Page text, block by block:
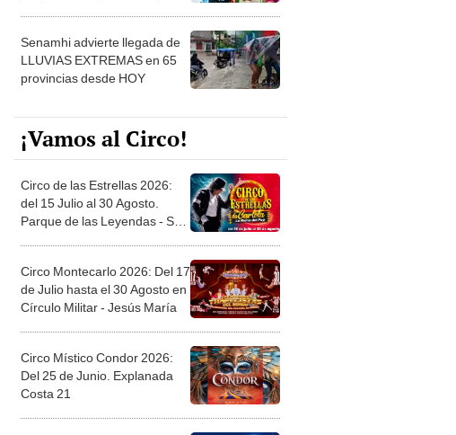
Senamhi advierte llegada de
LLUVIAS EXTREMAS en 65
provincias desde HOY
¡Vamos al Circo!
Circo de las Estrellas 2026:
del 15 Julio al 30 Agosto.
Parque de las Leyendas - San
Circo Montecarlo 2026: Del 17
de Julio hasta el 30 Agosto en
Círculo Militar - Jesús María
Circo Místico Condor 2026:
Del 25 de Junio. Explanada
Costa 21